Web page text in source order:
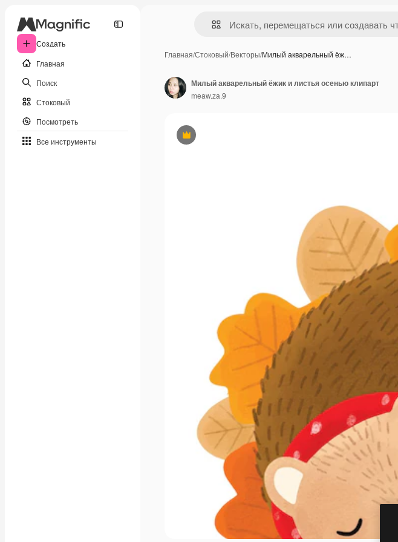
Создать
Главная
Поиск
Стоковый
Посмотреть
Все инструменты
Главная/Стоковый/Векторы/Милый акварельный ёж…
Премиум
Милый акварельный ёжик и листья осенью клипарт
meaw.za.9